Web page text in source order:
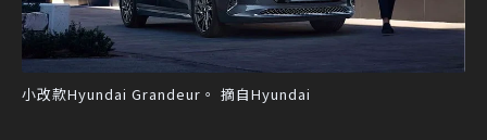
小改款Hyundai Grandeur。 摘自Hyundai